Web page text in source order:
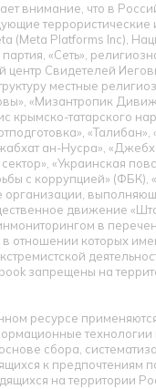
внимание, что в
террористические
(Meta Platforms Inc),
«Сеть»,
центр Свидетелей
местные
«Мизантропик
крымско-татарского
ан-Нусра»,
«Украинская
с коррупцией» (ФБК),
организации,
движение
в
отношении которых
запрещены на
ресурсе
технологии
сбора,
к предпочтениям
на территории